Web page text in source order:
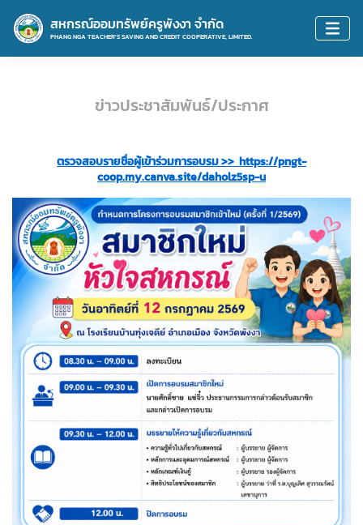
สหกรณ์ออมทรัพย์ครูพังงา จำกัด
PHANG NGA TEACHER'S SAVING AND CREDIT COOPERATIVE, LIMITED.
ข่าวประชาสัมพันธ์/ประกาศ
ตรวจสอบรายชื่อผู้เข้าร่วมการอบรม >>  https://pngt-
coop.my.canva.site/daholz5sp-u